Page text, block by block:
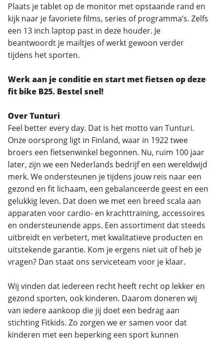
Plaats je tablet op de monitor met opstaande rand en
kijk naar je favoriete films, series of programma’s. Zelfs
een 13 inch laptop past in deze houder. Je
beantwoordt je mailtjes of werkt gewoon verder
tijdens het sporten.
Werk aan je conditie en start met fietsen op deze
fit bike B25. Bestel snel!
Over Tunturi
Feel better every day. Dat is het motto van Tunturi.
Onze oorsprong ligt in Finland, waar in 1922 twee
broers een fietsenwinkel begonnen. Nu, ruim 100 jaar
later, zijn we een Nederlands bedrijf en een wereldwijd
merk. We ondersteunen je tijdens jouw reis naar een
gezond en fit lichaam, een gebalanceerde geest en een
gelukkig leven. Dat doen we met een breed scala aan
apparaten voor cardio- en krachttraining, accessoires
en ondersteunende apps. Een assortiment dat steeds
uitbreidt en verbetert, met kwalitatieve producten en
uitstekende garantie. Kom je ergens niet uit of heb je
vragen? Dan staat ons serviceteam voor je klaar.
Wij vinden dat iedereen recht heeft recht op lekker en
gezond sporten, ook kinderen. Daarom doneren wij
van iedere aankoop die jij doet een bedrag aan
stichting Fitkids. Zo zorgen we er samen voor dat
kinderen met een beperking een sport kunnen